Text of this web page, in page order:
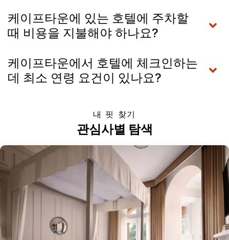
케이프타운에 있는 호텔에 주차할
때 비용을 지불해야 하나요?
케이프타운에서 호텔에 체크인하는
데 최소 연령 요건이 있나요?
내 핏 찾기
관심사별 탐색